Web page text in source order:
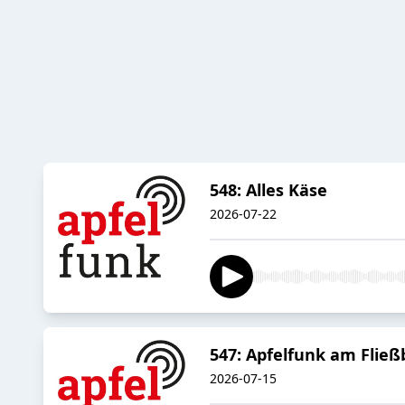
548: Alles Käse
2026-07-22
547: Apfelfunk am
2026-07-15